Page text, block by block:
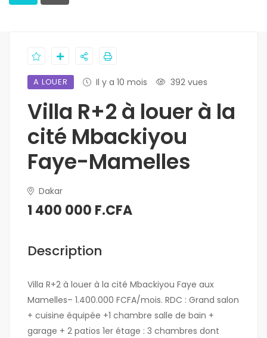
A LOUER Il y a 10 mois 392 vues
Villa R+2 à louer à la
cité Mbackiyou
Faye-Mamelles
Dakar
1 400 000 F.CFA
Description
Villa R+2 à louer à la cité Mbackiyou Faye aux
Mamelles– 1.400.000 FCFA/mois. RDC : Grand salon
+ cuisine équipée +1 chambre salle de bain +
garage + 2 patios 1er étage : 3 chambres dont